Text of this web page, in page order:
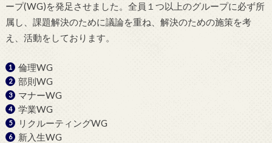
ープ(WG)を発足させました。全員１つ以上のグループに必ず所
属し、課題解決のために議論を重ね、解決のための施策を考
え、活動をしております。
倫理WG
部則WG
マナーWG
学業WG
リクルーティングWG
新入生WG